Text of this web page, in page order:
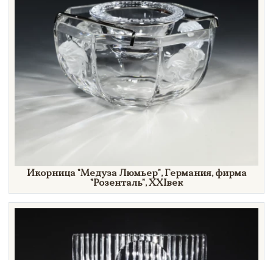
Автор
Производитель
Икорница"Медуза Люмьер", Германия, фирма
"Розенталь",XXIвек